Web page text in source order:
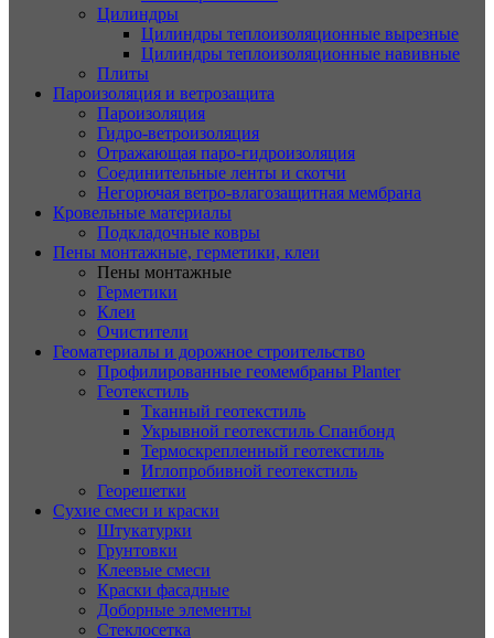
Цилиндры
Цилиндры теплоизоляционные вырезные
Цилиндры теплоизоляционные навивные
Плиты
Пароизоляция и ветрозащита
Пароизоляция
Гидро-ветроизоляция
Отражающая паро-гидроизоляция
Соединительные ленты и скотчи
Негорючая ветро-влагозащитная мембрана
Кровельные материалы
Подкладочные ковры
Пены монтажные, герметики, клеи
Пены монтажные
Герметики
Клеи
Очистители
Геоматериалы и дорожное строительство
Профилированные геомембраны Planter
Геотекстиль
Тканный геотекстиль
Укрывной геотекстиль Спанбонд
Термоскрепленный геотекстиль
Иглопробивной геотекстиль
Георешетки
Сухие смеси и краски
Штукатурки
Грунтовки
Клеевые смеси
Краски фасадные
Доборные элементы
Стеклосетка